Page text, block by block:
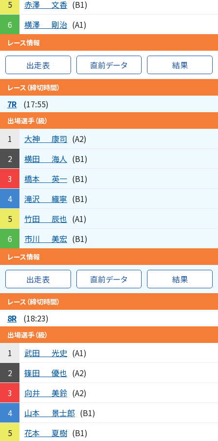
5 赤澤 文香 (B1)
6
横澤 剛治 (A1)
レース情報
出走表 直前データ 結果
レース（締切時間）
7R (17:55)
出場選手（級）
1 大神 康司 (A2)
2
横田 海人 (B1)
3
橋本 英一 (B1)
4
滝沢 織寧 (B1)
5
竹田 辰也 (A1)
6
市川 美宏 (B1)
レース情報
出走表 直前データ 結果
レース（締切時間）
8R (18:23)
出場選手（級）
1 武田 光史 (A1)
2
篠田 優也 (A2)
3
向井 美鈴 (A2)
4
山本 景士郎 (B1)
5
花本 夏樹 (B1)